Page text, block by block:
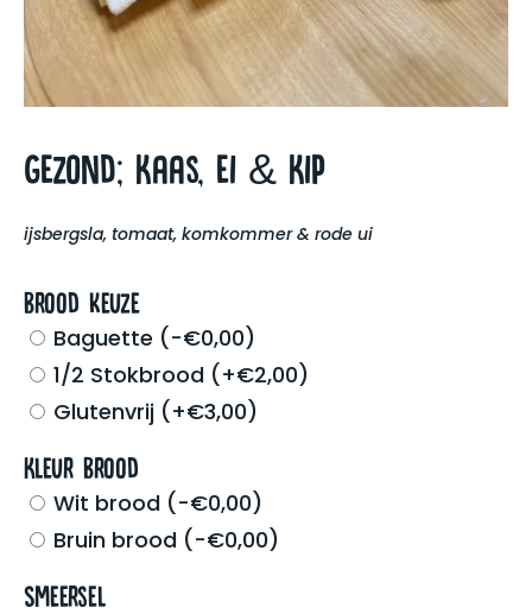
Gezond; Kaas, ei & Kip
ijsbergsla, tomaat, komkommer & rode ui
Brood keuze
Baguette (-€0,00)
1/2 Stokbrood (+€2,00)
Glutenvrij (+€3,00)
Kleur Brood
Wit brood (-€0,00)
Bruin brood (-€0,00)
Smeersel